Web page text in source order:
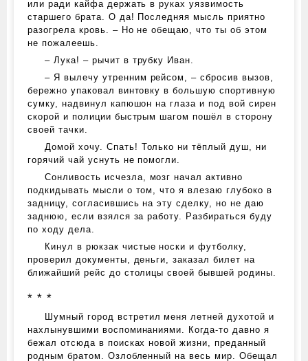
или ради кайфа держать в руках уязвимость
старшего брата. О да! Последняя мысль приятно
разогрела кровь. – Но не обещаю, что ты об этом
не пожалеешь.
– Лука! – рычит в трубку Иван.
– Я вылечу утренним рейсом, – сбросив вызов,
бережно упаковал винтовку в большую спортивную
сумку, надвинул капюшон на глаза и под вой сирен
скорой и полиции быстрым шагом пошёл в сторону
своей тачки.
Домой хочу. Спать! Только ни тёплый душ, ни
горячий чай уснуть не помогли.
Сонливость исчезла, мозг начал активно
подкидывать мысли о том, что я влезаю глубоко в
задницу, согласившись на эту сделку, но не даю
заднюю, если взялся за работу. Разбираться буду
по ходу дела.
Кинул в рюкзак чистые носки и футболку,
проверил документы, деньги, заказал билет на
ближайший рейс до столицы своей бывшей родины.
* * *
Шумный город встретил меня летней духотой и
нахлынувшими воспоминаниями. Когда-то давно я
бежал отсюда в поисках новой жизни, преданный
родным братом. Озлобленный на весь мир. Обещал